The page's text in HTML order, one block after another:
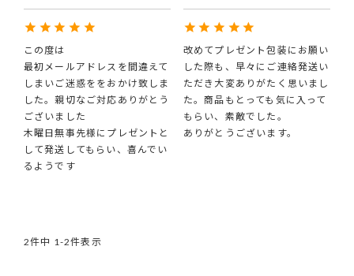
この度は
最初メールアドレスを間違えて
しまいご迷惑ををおかけ致しま
した。親切なご対応ありがとう
ございました
木曜日無事先様にプレゼントと
して発送してもらい、喜んでい
るようです
改めてプレゼント包装にお願い
した際も、早々にご連絡発送い
ただき大変ありがたく思いまし
た。商品もとっても気に入って
もらい、素敵でした。
ありがとうございます。
2件中 1-2件表示